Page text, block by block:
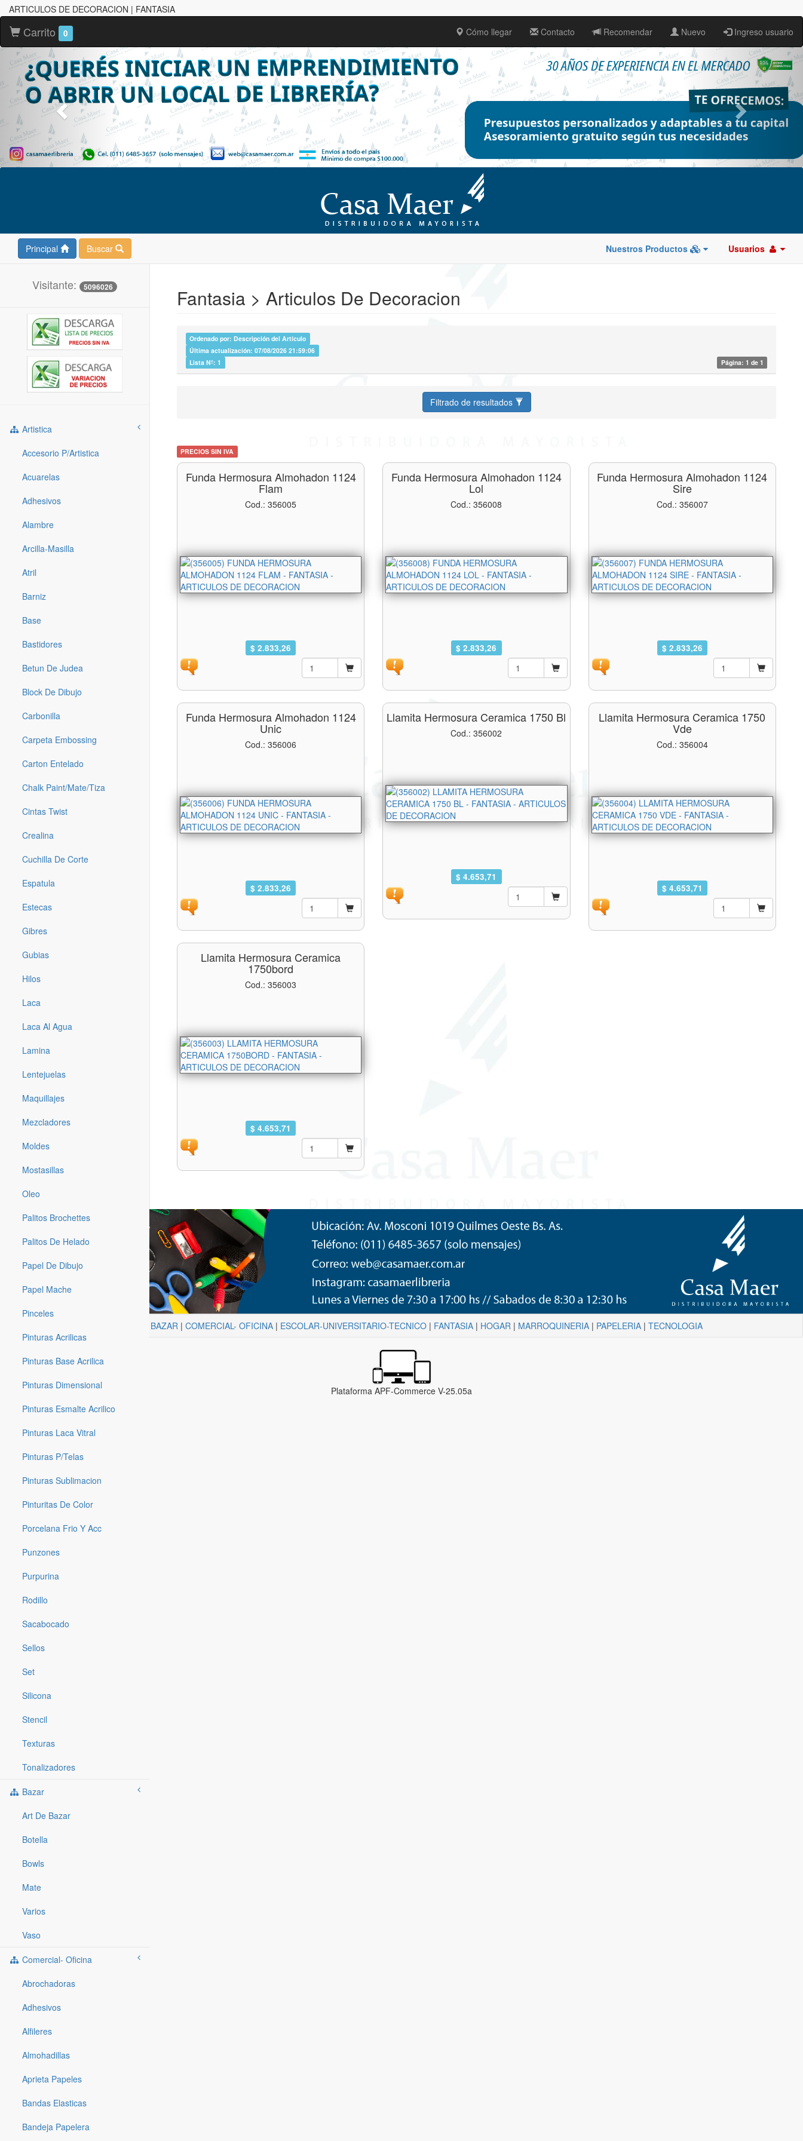
ARTICULOS DE DECORACION | FANTASIA
Carrito 0 Cómo llegar Contacto Recomendar Nuevo Ingreso usuario
Principal Buscar Nuestros Productos Usuarios
Visitante: 5096026
Artistica
Accesorio P/artistica
Acuarelas
Adhesivos
Alambre
Arcilla-Masilla
Atril
Barniz
Base
Bastidores
Betun De Judea
Block De Dibujo
Carbonilla
Carpeta Embossing
Carton Entelado
Chalk Paint/mate/tiza
Cintas Twist
Crealina
Cuchilla De Corte
Espatula
Estecas
Gibres
Gubias
Hilos
Laca
Laca Al Agua
Lamina
Lentejuelas
Maquillajes
Mezcladores
Moldes
Mostasillas
Oleo
Palitos Brochettes
Palitos De Helado
Papel De Dibujo
Papel Mache
Pinceles
Pinturas Acrilicas
Pinturas Base Acrilica
Pinturas Dimensional
Pinturas Esmalte Acrilico
Pinturas Laca Vitral
Pinturas P/telas
Pinturas Sublimacion
Pinturitas De Color
Porcelana Frio Y Acc
Punzones
Purpurina
Rodillo
Sacabocado
Sellos
Set
Silicona
Stencil
Texturas
Tonalizadores
Bazar
Art De Bazar
Botella
Bowls
Mate
Varios
Vaso
Comercial- Oficina
Abrochadoras
Adhesivos
Alfileres
Almohadillas
Aprieta Papeles
Bandas Elasticas
Bandeja Papelera
Fantasia > Articulos De Decoracion
Ordenado por: Descripción del Artículo
Última actualización: 07/08/2026 21:59:06
Lista Nº: 1
Página: 1 de 1
Filtrado de resultados
PRECIOS SIN IVA
Funda Hermosura Almohadon 1124
Flam
Cod.: 356005
$ 2.833,26
Funda Hermosura Almohadon 1124
Lol
Cod.: 356008
$ 2.833,26
Funda Hermosura Almohadon 1124
Sire
Cod.: 356007
$ 2.833,26
Funda Hermosura Almohadon 1124
Unic
Cod.: 356006
$ 2.833,26
Llamita Hermosura Ceramica 1750 Bl
Cod.: 356002
$ 4.653,71
Llamita Hermosura Ceramica 1750
Vde
Cod.: 356004
$ 4.653,71
Llamita Hermosura Ceramica
1750bord
Cod.: 356003
$ 4.653,71
BAZAR |COMERCIAL- OFICINA | ESCOLAR-UNIVERSITARIO-TECNICO | FANTASIA | HOGAR | MARROQUINERIA | PAPELERIA |TECNOLOGIA
Plataforma APF-Commerce V-25.05a